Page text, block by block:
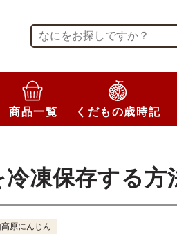
商品一覧 くだもの歳時記
凍保存する方
高原にんじん